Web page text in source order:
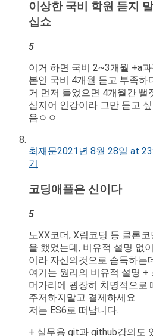
이상한 국비 학원 듣지
십쇼
5
이거 하면 국비 2~3개월 +a
본인 국비 4개월 듣고 부족하
거 먼저 들었으면 4개월간 뻘
심지어 인강이라 그만 듣고
음ㅇㅇ
최재문2021년 8월 28일 at
기
코딩애플은 신이다
5
노XX코더, X림코딩 등 클론
을 했었는데, 비유적 설명 없
이라 자신의것으로 습득하는
여기는 원리의 비유적 설명 +
머가리에 굉장히 치명적으로
주저하지말고 결제하세요
저는 ES6로 떠납니다.
+ 실무용 git과 github강의도